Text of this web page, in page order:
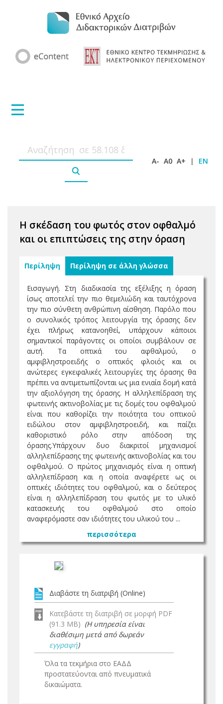
A- A0 A+ | EN
Η σκέδαση του φωτός στον οφθαλμό
και οι επιπτώσεις της στην όραση
Περίληψη Περίληψη σε άλλη γλώσσα
Εισαγωγή. Στη διαδικασία της εξέλιξης η όραση
ίσως αποτελεί την πιο θεμελιώδη και ταυτόχρονα
την πιο σύνθετη ανθρώπινη αίσθηση. Παρόλο που
o συνολικός τρόπος λειτουργία της όρασης δεν
έχει πλήρως κατανοηθεί, υπάρχουν κάποιοι
σημαντικοί παράγοντες οι οποίοι συμβάλουν σε
αυτή. Τα οπτικά του αφθαλμού, ο
αμφιβληστροειδής ο οπτικός φλοιός και οι
ανώτερες εγκεφαλικές λειτουργίες της όρασης θα
πρέπει να αντιμετωπίζονται ως μια ενιαία δομή κατά
την αξιολόγηση της όρασης. Η αλληλεπίδραση της
φωτεινής ακτινοβολίας με τις δομές του οφθαλμού
είναι που καθορίζει την ποιότητα του οπτικού
ειδώλου στον αμφιβληστροειδή, και παίζει
καθοριστικό ρόλο στην απόδοση της
όρασης.Υπάρχουν δυο διακριτοί μηχανισμοί
αλληλεπίδρασης της φωτεινής ακτινοβολίας και του
οφθαλμού. Ο πρώτος μηχανισμός είναι η οπτική
αλληλεπίδραση και η οποία αναφέρετε ως οι
οπτικές ιδιότητες του οφθαλμού, και ο δεύτερος
είναι η αλληλεπίδραση του φωτός με το υλικό
κατασκευής του οφθαλμού στο οποίο
αναφερόμαστε σαν ιδιότητες του υλικού του ...
περισσότερα
Διαβάστε τη διατριβή (Online)
Κατεβάστε τη διατριβή σε μορφή PDF
(91.3 MB) (Η υπηρεσία είναι
διαθέσιμη μετά από δωρεάν
εγγραφή)
Όλα τα τεκμήρια στο ΕΑΔΔ
προστατεύονται από πνευματικά
δικαιώματα.